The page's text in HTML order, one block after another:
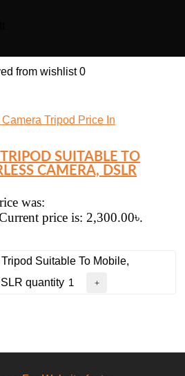
from wishlist 0
SUITABLE TO
CAMERA, DSLR
was:
price is: 2,300.00৳.
Suitable To Mobile,
quantity